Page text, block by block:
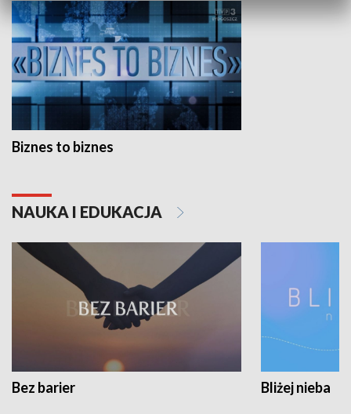
Biznes to biznes
NAUKA I EDUKACJA
Bez barier Bliżej nieba